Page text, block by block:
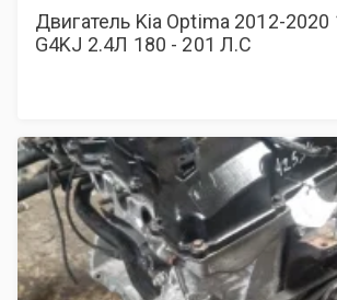
Двигатель Kia Optima 2012-2020
G4KJ 2.4Л 180 - 201 Л.С